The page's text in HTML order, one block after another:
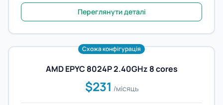
Переглянути деталі
Схожа конфігурація
AMD EPYC 8024P 2.40GHz 8 cores
$231 /місяць